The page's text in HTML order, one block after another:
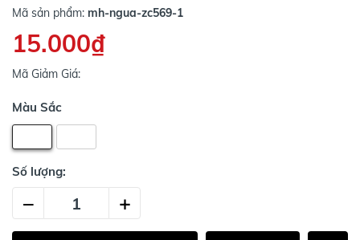
Mã sản phẩm: mh-ngua-zc569-1
15.000₫
Mã Giảm Giá:
Màu Sắc
Số lượng:
– +